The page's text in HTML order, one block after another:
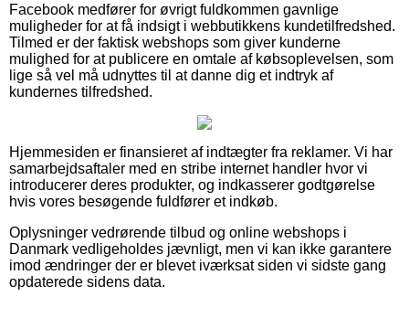
Facebook medfører for øvrigt fuldkommen gavnlige
muligheder for at få indsigt i webbutikkens kundetilfredshed.
Tilmed er der faktisk webshops som giver kunderne
mulighed for at publicere en omtale af købsoplevelsen, som
lige så vel må udnyttes til at danne dig et indtryk af
kundernes tilfredshed.
Hjemmesiden er finansieret af indtægter fra reklamer. Vi har
samarbejdsaftaler med en stribe internet handler hvor vi
introducerer deres produkter, og indkasserer godtgørelse
hvis vores besøgende fuldfører et indkøb.
Oplysninger vedrørende tilbud og online webshops i
Danmark vedligeholdes jævnligt, men vi kan ikke garantere
imod ændringer der er blevet iværksat siden vi sidste gang
opdaterede sidens data.